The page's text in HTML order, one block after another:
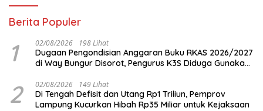
Berita Populer
1 02/08/2026 198 Lihat
Dugaan Pengondisian Anggaran Buku RKAS 2026/2027
di Way Bungur Disorot, Pengurus K3S Diduga Gunakan
2 02/08/2026 149 Lihat
Di Tengah Defisit dan Utang Rp1 Triliun, Pemprov
Lampung Kucurkan Hibah Rp35 Miliar untuk Kejaksaan